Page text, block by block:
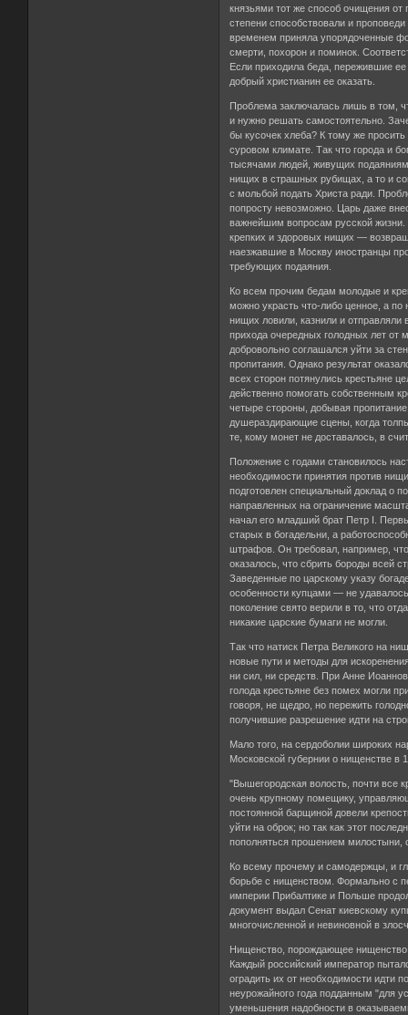
князьями тот же способ очищения
степени способствовали и
временем приняла упорядоченные
смерти, похорон и поминок.
Если приходила беда, пережившие
добрый христианин ее оказать.
Проблема заключалась лишь в том,
и нужно решать самостоятельно.
бы кусочек хлеба? К тому же
суровом климате. Так что города и
тысячами людей, живущих
нищих в страшных рубищах, а то и
с мольбой подать Христа ради.
попросту невозможно. Царь даже
важнейшим вопросам русской
крепких и здоровых нищих —
наезжавшие в Москву иностранцы
требующих подаяния.
Ко всем прочим бедам молодые и
можно украсть что-либо ценное, а
нищих ловили, казнили и отправляли
прихода очередных голодных лет от
добровольно соглашался уйти за
пропитания. Однако результат
всех сторон потянулись крестьяне
действенно помогать собственным
четыре стороны, добывая
душераздирающие сцены, когда
те, кому монет не доставалось, в
Положение с годами становилось
необходимости принятия против
подготовлен специальный доклад о
направленных на ограничение
начал его младший брат Петр I.
старых в богадельни, а
штрафов. Он требовал, например,
оказалось, что сбрить бороды всей
Заведенные по царскому указу
особенности купцами — не
поколение свято верили в то, что
никакие царские бумаги не могли.
Так что натиск Петра Великого на
новые пути и методы для
ни сил, ни средств. При Анне
голода крестьяне без помех могли
говоря, не щедро, но пережить
получившие разрешение идти на
Мало того, на сердоболии широких
Московской губернии о нищенстве в
"Вышегородская волость, почти все
очень крупному помещику,
постоянной барщиной довели
уйти на оброк; но так как этот
пополняться прошением милостыни,
Ко всему прочему и самодержцы, и
борьбе с нищенством. Формально с
империи Прибалтике и Польше
документ выдал Сенат киевскому
многочисленной и невиновной в
Нищенство, порождающее нищенство
Каждый российский император
оградить их от необходимости идти
неурожайного года подданным "для
уменьшения надобности в